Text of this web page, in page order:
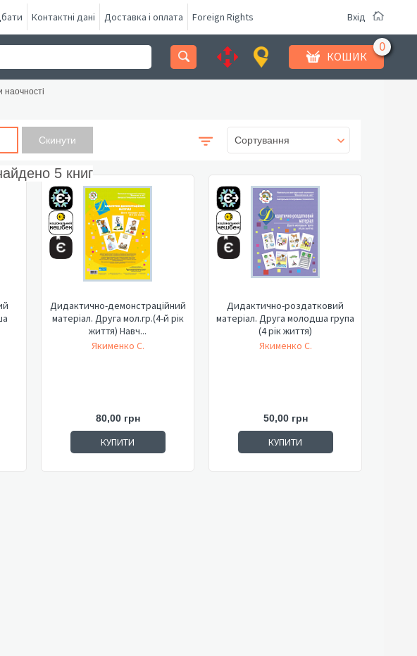
Контактні дані Доставка і оплата Foreign Rights Вхід
КОШИК
наочності
5 книг
Сортування
Дидактично-демонстраційний
матеріал. Друга мол.гр.(4-й рік
життя) Навч...
Якименко С.
80,00 грн
КУПИТИ
Дидактично-роздатковий
матеріал. Друга молодша група
(4 рік життя)
Якименко С.
50,00 грн
КУПИТИ